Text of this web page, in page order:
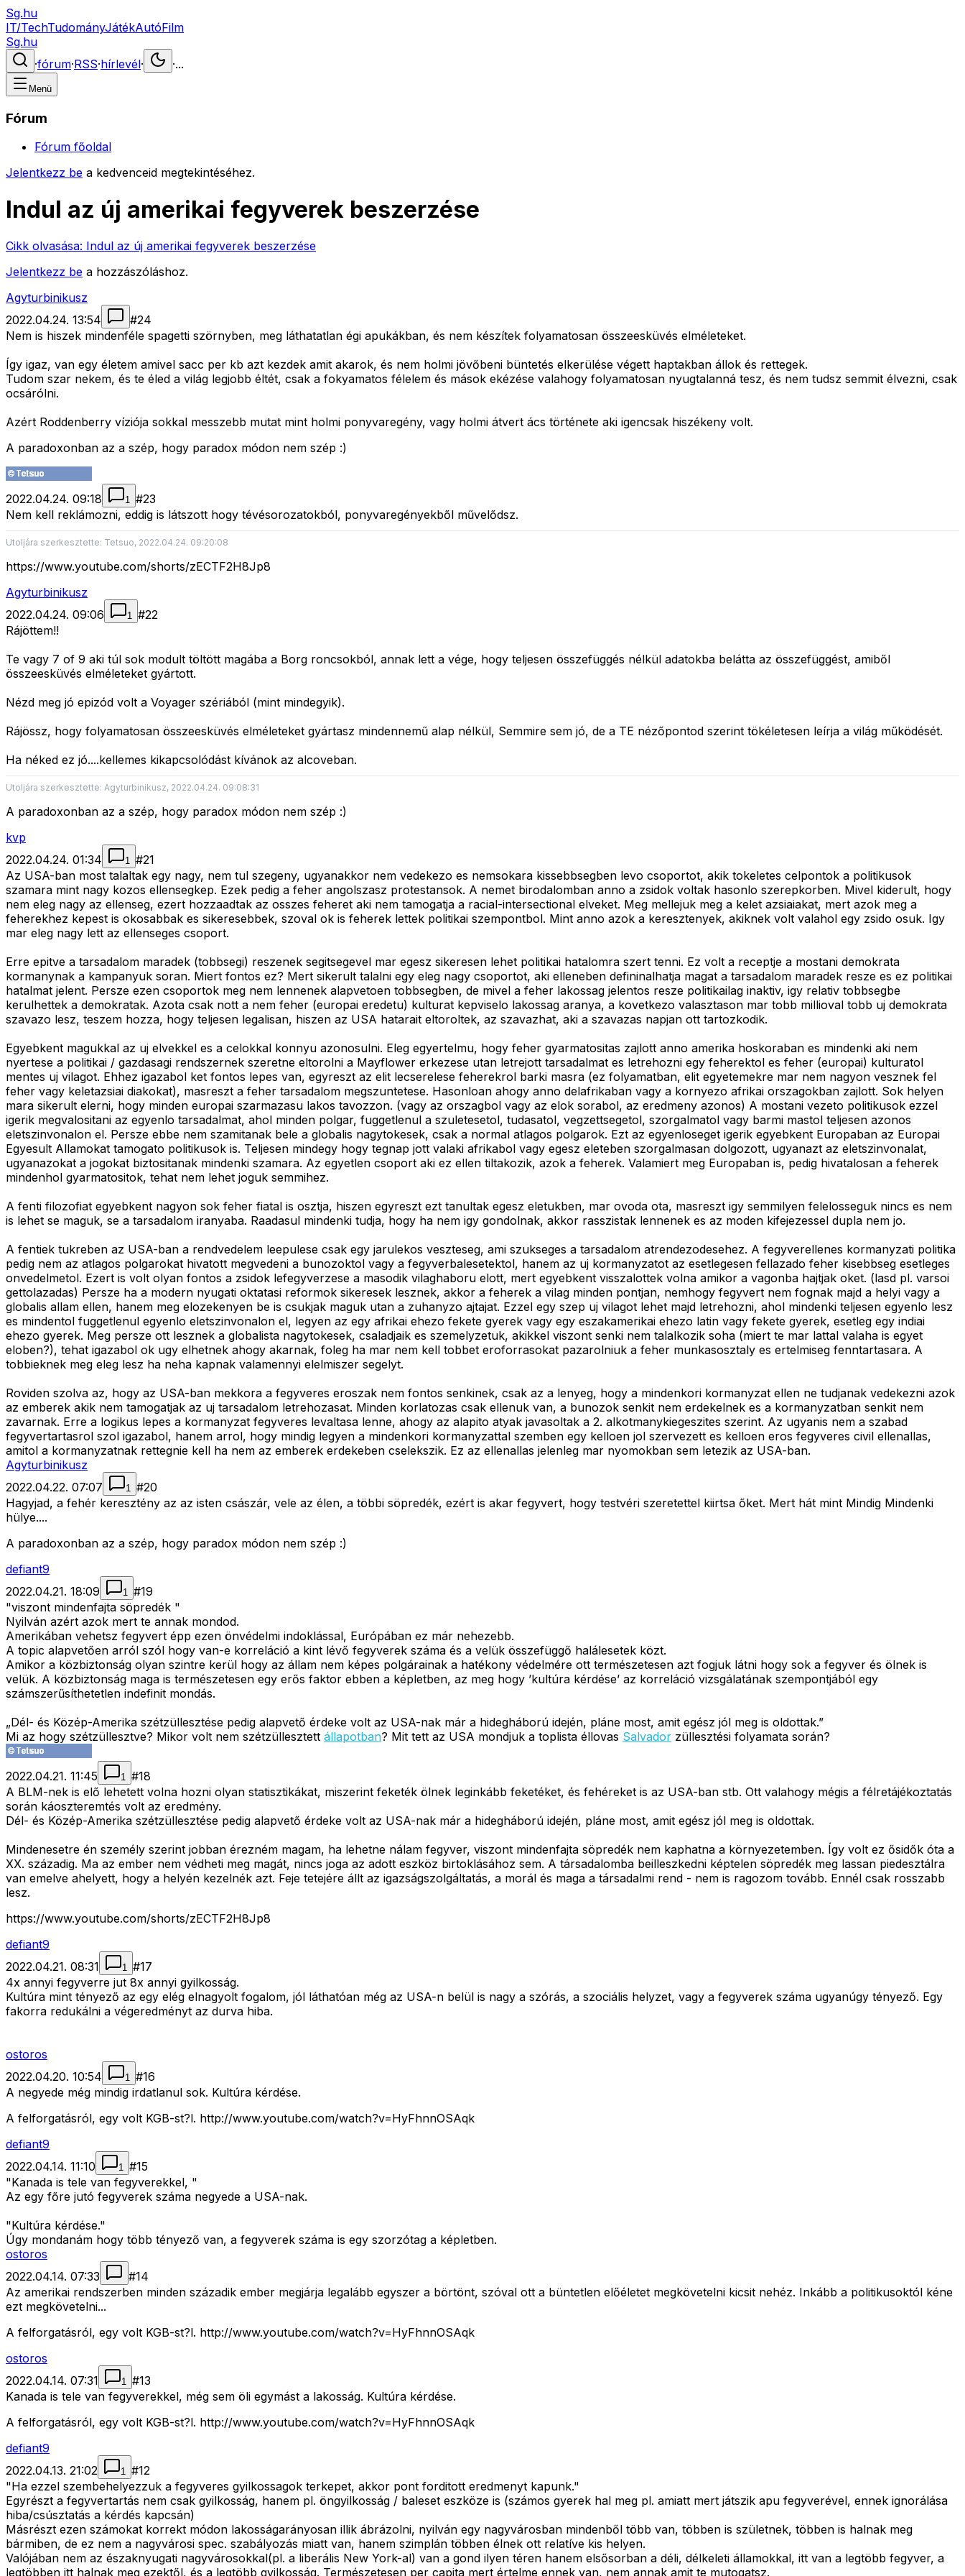
Sg.hu
IT/TechTudományJátékAutóFilm
Sg.hu
·fórum·RSS·hírlevél· ·...
Menü
Fórum
Fórum főoldal
Jelentkezz be a kedvenceid megtekintéséhez.
Indul az új amerikai fegyverek beszerzése
Cikk olvasása: Indul az új amerikai fegyverek beszerzése
Jelentkezz be a hozzászóláshoz.
Agyturbinikusz
2022.04.24. 13:54
#24
Nem is hiszek mindenféle spagetti szörnyben, meg láthatatlan égi apukákban, és nem készítek folyamatosan összeesküvés elméleteket.
Így igaz, van egy életem amivel sacc per kb azt kezdek amit akarok, és nem holmi jövőbeni büntetés elkerülése végett haptakban állok és rettegek.
Tudom szar nekem, és te éled a világ legjobb éltét, csak a fokyamatos félelem és mások ekézése valahogy folyamatosan nyugtalanná tesz, és nem tudsz semmit élvezni, csak
ocsárólni.
Azért Roddenberry víziója sokkal messzebb mutat mint holmi ponyvaregény, vagy holmi átvert ács története aki igencsak hiszékeny volt.
A paradoxonban az a szép, hogy paradox módon nem szép :)
2022.04.24. 09:18 1 #23
Nem kell reklámozni, eddig is látszott hogy tévésorozatokból, ponyvaregényekből művelődsz.
Utoljára szerkesztette: Tetsuo, 2022.04.24. 09:20:08
https://www.youtube.com/shorts/zECTF2H8Jp8
Agyturbinikusz
2022.04.24. 09:06
1 #22
Rájöttem!!
Te vagy 7 of 9 aki túl sok modult töltött magába a Borg roncsokból, annak lett a vége, hogy teljesen összefüggés nélkül adatokba belátta az összefüggést, amiből
összeesküvés elméleteket gyártott.
Nézd meg jó epizód volt a Voyager szériából (mint mindegyik).
Rájössz, hogy folyamatosan összeesküvés elméleteket gyártasz mindennemű alap nélkül, Semmire sem jó, de a TE nézőpontod szerint tökéletesen leírja a világ működését.
Ha néked ez jó....kellemes kikapcsolódást kívánok az alcoveban.
Utoljára szerkesztette: Agyturbinikusz, 2022.04.24. 09:08:31
A paradoxonban az a szép, hogy paradox módon nem szép :)
kvp
2022.04.24. 01:34
1 #21
Az USA-ban most talaltak egy nagy, nem tul szegeny, ugyanakkor nem vedekezo es nemsokara kissebbsegben levo csoportot, akik tokeletes celpontok a politikusok
szamara mint nagy kozos ellensegkep. Ezek pedig a feher angolszasz protestansok. A nemet birodalomban anno a zsidok voltak hasonlo szerepkorben. Mivel kiderult, hogy
nem eleg nagy az ellenseg, ezert hozzaadtak az osszes feheret aki nem tamogatja a racial-intersectional elveket. Meg mellejuk meg a kelet azsiaiakat, mert azok meg a
feherekhez kepest is okosabbak es sikeresebbek, szoval ok is feherek lettek politikai szempontbol. Mint anno azok a keresztenyek, akiknek volt valahol egy zsido osuk. Igy
mar eleg nagy lett az ellenseges csoport.
Erre epitve a tarsadalom maradek (tobbsegi) reszenek segitsegevel mar egesz sikeresen lehet politikai hatalomra szert tenni. Ez volt a receptje a mostani demokrata
kormanynak a kampanyuk soran. Miert fontos ez? Mert sikerult talalni egy eleg nagy csoportot, aki elleneben defininalhatja magat a tarsadalom maradek resze es ez politikai
hatalmat jelent. Persze ezen csoportok meg nem lennenek alapvetoen tobbsegben, de mivel a feher lakossag jelentos resze politikailag inaktiv, igy relativ tobbsegbe
kerulhettek a demokratak. Azota csak nott a nem feher (europai eredetu) kulturat kepviselo lakossag aranya, a kovetkezo valasztason mar tobb millioval tobb uj demokrata
szavazo lesz, teszem hozza, hogy teljesen legalisan, hiszen az USA hatarait eltoroltek, az szavazhat, aki a szavazas napjan ott tartozkodik.
Egyebkent magukkal az uj elvekkel es a celokkal konnyu azonosulni. Eleg egyertelmu, hogy feher gyarmatositas zajlott anno amerika hoskoraban es mindenki aki nem
nyertese a politikai / gazdasagi rendszernek szeretne eltorolni a Mayflower erkezese utan letrejott tarsadalmat es letrehozni egy feherektol es feher (europai) kulturatol
mentes uj vilagot. Ehhez igazabol ket fontos lepes van, egyreszt az elit lecserelese feherekrol barki masra (ez folyamatban, elit egyetemekre mar nem nagyon vesznek fel
feher vagy keletazsiai diakokat), masreszt a feher tarsadalom megszuntetese. Hasonloan ahogy anno delafrikaban vagy a kornyezo afrikai orszagokban zajlott. Sok helyen
mara sikerult elerni, hogy minden europai szarmazasu lakos tavozzon. (vagy az orszagbol vagy az elok sorabol, az eredmeny azonos) A mostani vezeto politikusok ezzel
igerik megvalositani az egyenlo tarsadalmat, ahol minden polgar, fuggetlenul a szuletesetol, tudasatol, vegzettsegetol, szorgalmatol vagy barmi mastol teljesen azonos
eletszinvonalon el. Persze ebbe nem szamitanak bele a globalis nagytokesek, csak a normal atlagos polgarok. Ezt az egyenloseget igerik egyebkent Europaban az Europai
Egyesult Allamokat tamogato politikusok is. Teljesen mindegy hogy tegnap jott valaki afrikabol vagy egesz eleteben szorgalmasan dolgozott, ugyanazt az eletszinvonalat,
ugyanazokat a jogokat biztositanak mindenki szamara. Az egyetlen csoport aki ez ellen tiltakozik, azok a feherek. Valamiert meg Europaban is, pedig hivatalosan a feherek
mindenhol gyarmatositok, tehat nem lehet joguk semmihez.
A fenti filozofiat egyebkent nagyon sok feher fiatal is osztja, hiszen egyreszt ezt tanultak egesz eletukben, mar ovoda ota, masreszt igy semmilyen felelosseguk nincs es nem
is lehet se maguk, se a tarsadalom iranyaba. Raadasul mindenki tudja, hogy ha nem igy gondolnak, akkor rasszistak lennenek es az moden kifejezessel dupla nem jo.
A fentiek tukreben az USA-ban a rendvedelem leepulese csak egy jarulekos veszteseg, ami szukseges a tarsadalom atrendezodesehez. A fegyverellenes kormanyzati politika
pedig nem az atlagos polgarokat hivatott megvedeni a bunozoktol vagy a fegyverbalesetektol, hanem az uj kormanyzatot az esetlegesen fellazado feher kisebbseg esetleges
onvedelmetol. Ezert is volt olyan fontos a zsidok lefegyverzese a masodik vilaghaboru elott, mert egyebkent visszalottek volna amikor a vagonba hajtjak oket. (lasd pl. varsoi
gettolazadas) Persze ha a modern nyugati oktatasi reformok sikeresek lesznek, akkor a feherek a vilag minden pontjan, nemhogy fegyvert nem fognak majd a helyi vagy a
globalis allam ellen, hanem meg elozekenyen be is csukjak maguk utan a zuhanyzo ajtajat. Ezzel egy szep uj vilagot lehet majd letrehozni, ahol mindenki teljesen egyenlo lesz
es mindentol fuggetlenul egyenlo eletszinvonalon el, legyen az egy afrikai ehezo fekete gyerek vagy egy eszakamerikai ehezo latin vagy fekete gyerek, esetleg egy indiai
ehezo gyerek. Meg persze ott lesznek a globalista nagytokesek, csaladjaik es szemelyzetuk, akikkel viszont senki nem talalkozik soha (miert te mar lattal valaha is egyet
eloben?), tehat igazabol ok ugy elhetnek ahogy akarnak, foleg ha mar nem kell tobbet eroforrasokat pazarolniuk a feher munkasosztaly es ertelmiseg fenntartasara. A
tobbieknek meg eleg lesz ha neha kapnak valamennyi elelmiszer segelyt.
Roviden szolva az, hogy az USA-ban mekkora a fegyveres eroszak nem fontos senkinek, csak az a lenyeg, hogy a mindenkori kormanyzat ellen ne tudjanak vedekezni azok
az emberek akik nem tamogatjak az uj tarsadalom letrehozasat. Minden korlatozas csak ellenuk van, a bunozok senkit nem erdekelnek es a kormanyzatban senkit nem
zavarnak. Erre a logikus lepes a kormanyzat fegyveres levaltasa lenne, ahogy az alapito atyak javasoltak a 2. alkotmanykiegeszites szerint. Az ugyanis nem a szabad
fegyvertartasrol szol igazabol, hanem arrol, hogy mindig legyen a mindenkori kormanyzattal szemben egy kelloen jol szervezett es kelloen eros fegyveres civil ellenallas,
amitol a kormanyzatnak rettegnie kell ha nem az emberek erdekeben cselekszik. Ez az ellenallas jelenleg mar nyomokban sem letezik az USA-ban.
Agyturbinikusz
2022.04.22. 07:07
1 #20
Hagyjad, a fehér keresztény az az isten császár, vele az élen, a többi söpredék, ezért is akar fegyvert, hogy testvéri szeretettel kiirtsa őket. Mert hát mint Mindig Mindenki
hülye....
A paradoxonban az a szép, hogy paradox módon nem szép :)
defiant9
2022.04.21. 18:09
1 #19
"viszont mindenfajta söpredék "
Nyilván azért azok mert te annak mondod.
Amerikában vehetsz fegyvert épp ezen önvédelmi indoklással, Európában ez már nehezebb.
A topic alapvetően arról szól hogy van-e korreláció a kint lévő fegyverek száma és a velük összefüggő halálesetek közt.
Amikor a közbiztonság olyan szintre kerül hogy az állam nem képes polgárainak a hatékony védelmére ott természetesen azt fogjuk látni hogy sok a fegyver és ölnek is
velük. A közbiztonság maga is természetesen egy erős faktor ebben a képletben, az meg hogy ’kultúra kérdése’ az korreláció vizsgálatának szempontjából egy
számszerűsíthetetlen indefinit mondás.
„Dél- és Közép-Amerika szétzüllesztése pedig alapvető érdeke volt az USA-nak már a hidegháború idején, pláne most, amit egész jól meg is oldottak.”
Mi az hogy szétzüllesztve? Mikor volt nem szétzüllesztett állapotban? Mit tett az USA mondjuk a toplista éllovas Salvador züllesztési folyamata során?
2022.04.21. 11:45 1 #18
A BLM-nek is elő lehetett volna hozni olyan statisztikákat, miszerint feketék ölnek leginkább feketéket, és fehéreket is az USA-ban stb. Ott valahogy mégis a félretájékoztatás
során káoszteremtés volt az eredmény.
Dél- és Közép-Amerika szétzüllesztése pedig alapvető érdeke volt az USA-nak már a hidegháború idején, pláne most, amit egész jól meg is oldottak.
Mindenesetre én személy szerint jobban érezném magam, ha lehetne nálam fegyver, viszont mindenfajta söpredék nem kaphatna a környezetemben. Így volt ez ősidők óta a
XX. századig. Ma az ember nem védheti meg magát, nincs joga az adott eszköz birtoklásához sem. A társadalomba beilleszkedni képtelen söpredék meg lassan piedesztálra
van emelve ahelyett, hogy a helyén kezelnék azt. Feje tetejére állt az igazságszolgáltatás, a morál és maga a társadalmi rend - nem is ragozom tovább. Ennél csak rosszabb
lesz.
https://www.youtube.com/shorts/zECTF2H8Jp8
defiant9
2022.04.21. 08:31
1 #17
4x annyi fegyverre jut 8x annyi gyilkosság.
Kultúra mint tényező az egy elég elnagyolt fogalom, jól láthatóan még az USA-n belül is nagy a szórás, a szociális helyzet, vagy a fegyverek száma ugyanúgy tényező. Egy
fakorra redukálni a végeredményt az durva hiba.
ostoros
2022.04.20. 10:54
1 #16
A negyede még mindig irdatlanul sok. Kultúra kérdése.
A felforgatásról, egy volt KGB-st?l. http://www.youtube.com/watch?v=HyFhnnOSAqk
defiant9
2022.04.14. 11:10
1 #15
"Kanada is tele van fegyverekkel, "
Az egy főre jutó fegyverek száma negyede a USA-nak.
"Kultúra kérdése."
Úgy mondanám hogy több tényező van, a fegyverek száma is egy szorzótag a képletben.
ostoros
2022.04.14. 07:33
#14
Az amerikai rendszerben minden századik ember megjárja legalább egyszer a börtönt, szóval ott a büntetlen előéletet megkövetelni kicsit nehéz. Inkább a politikusoktól kéne
ezt megkövetelni...
A felforgatásról, egy volt KGB-st?l. http://www.youtube.com/watch?v=HyFhnnOSAqk
ostoros
2022.04.14. 07:31
1 #13
Kanada is tele van fegyverekkel, még sem öli egymást a lakosság. Kultúra kérdése.
A felforgatásról, egy volt KGB-st?l. http://www.youtube.com/watch?v=HyFhnnOSAqk
defiant9
2022.04.13. 21:02
1 #12
"Ha ezzel szembehelyezzuk a fegyveres gyilkossagok terkepet, akkor pont forditott eredmenyt kapunk."
Egyrészt a fegyvertartás nem csak gyilkosság, hanem pl. öngyilkosság / baleset eszköze is (számos gyerek hal meg pl. amiatt mert játszik apu fegyverével, ennek ignorálása
hiba/csúsztatás a kérdés kapcsán)
Másrészt ezen számokat korrekt módon lakosságarányosan illik ábrázolni, nyilván egy nagyvárosban mindenből több van, többen is születnek, többen is halnak meg
bármiben, de ez nem a nagyvárosi spec. szabályozás miatt van, hanem szimplán többen élnek ott relatíve kis helyen.
Valójában nem az északnyugati nagyvárosokkal(pl. a liberális New York-al) van a gond ilyen téren hanem elsősorban a déli, délkeleti államokkal, itt van a legtöbb fegyver, a
legtöbben itt halnak meg ezektől, és a legtöbb gyilkosság. Természetesen per capita mert értelme ennek van, nem annak amit te mutogatsz.